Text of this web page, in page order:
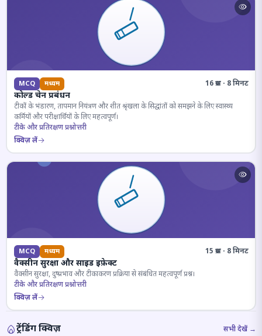
MCQ मध्यम 16 प्रश्न · 8 मिनट
कोल्ड चेन प्रबंधन
टीकों के भंडारण, तापमान नियंत्रण और शीत श्रृंखला के सिद्धांतों को समझने के लिए स्वास्थ्य
कर्मियों और परीक्षार्थियों के लिए महत्वपूर्ण।
टीके और प्रतिरक्षण प्रश्नोत्तरी
क्विज़ लें
MCQ मध्यम 15 प्रश्न · 8 मिनट
वैक्सीन सुरक्षा और साइड इफ़ेक्ट
वैक्सीन सुरक्षा, दुष्प्रभाव और टीकाकरण प्रक्रिया से संबंधित महत्वपूर्ण प्रश्न।
टीके और प्रतिरक्षण प्रश्नोत्तरी
क्विज़ लें
ट्रेंडिंग क्विज़ सभी देखें →